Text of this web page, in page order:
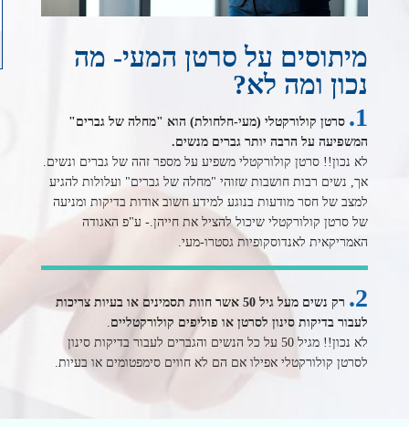
מיתוסים על סרטן המעי- מה
נכון ומה לא?
1.
סרטן קולורקטלי (מעי-חלחולת) הוא "מחלה של גברים"
המשפיעה על הרבה יותר גברים מנשים.
לא נכון!! סרטן קולורקטלי משפיע על מספר זהה של גברים ונשים.
אך, נשים רבות חושבות שזוהי "מחלה של גברים" ועלולות להגיע
למצב של חסר מודעות בנוגע למידע חשוב אודות בדיקות ומניעה
של סרטן קולורקטלי שיכול להציל את חייהן.- ע"פ האגודה
האמריקאית לאנדוסקופיות גסטרו-מעי.
2.
רק נשים מעל גיל 50 אשר חוות תסמינים או בעיות צריכות
לעבור בדיקות סינון לסרטן או פוליפים קולורקטליים
לא נכון!! מגיל 50 על כל הנשים והגברים לעבור בדיקות סינון
לסרטן קולורקטלי אפילו אם הם לא חווים סימפטומים או בעיות.